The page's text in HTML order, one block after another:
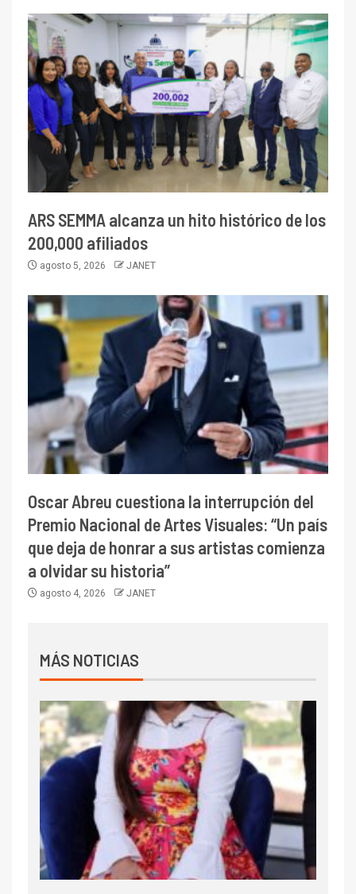
ARS SEMMA alcanza un hito histórico de los
200,000 afiliados
agosto 5, 2026 JANET
Oscar Abreu cuestiona la interrupción del
Premio Nacional de Artes Visuales: “Un país
que deja de honrar a sus artistas comienza
a olvidar su historia”
agosto 4, 2026 JANET
MÁS NOTICIAS